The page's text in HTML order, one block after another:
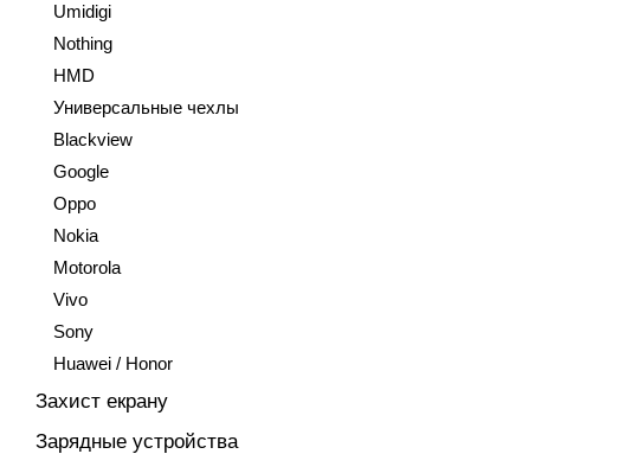
Umidigi
Nothing
HMD
Универсальные чехлы
Blackview
Google
Oppo
Nokia
Motorola
Vivo
Sony
Huawei / Honor
Захист екрану
Зарядные устройства